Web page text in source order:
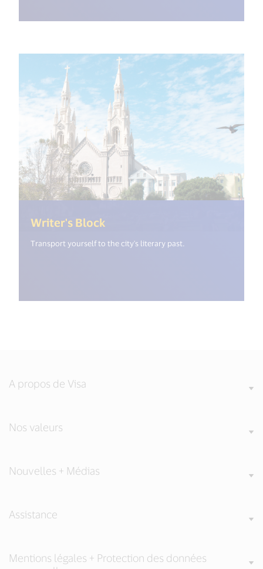
Writer's Block
Transport yourself to the city's literary past.
A propos de Visa
Nos valeurs
Nouvelles + Médias
Assistance
Mentions légales + Protection des données